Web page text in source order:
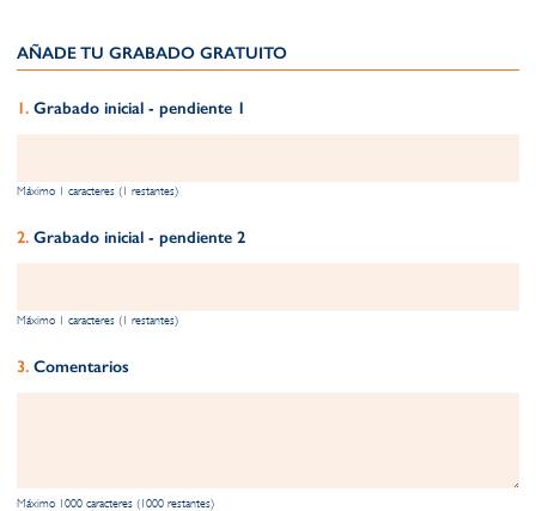
AÑADE TU GRABADO GRATUITO​
Grabado inicial - pendiente 1
Máximo 1 caracteres (1 restantes)
Grabado inicial - pendiente 2
Máximo 1 caracteres (1 restantes)
Comentarios
Máximo 1000 caracteres (1000 restantes)